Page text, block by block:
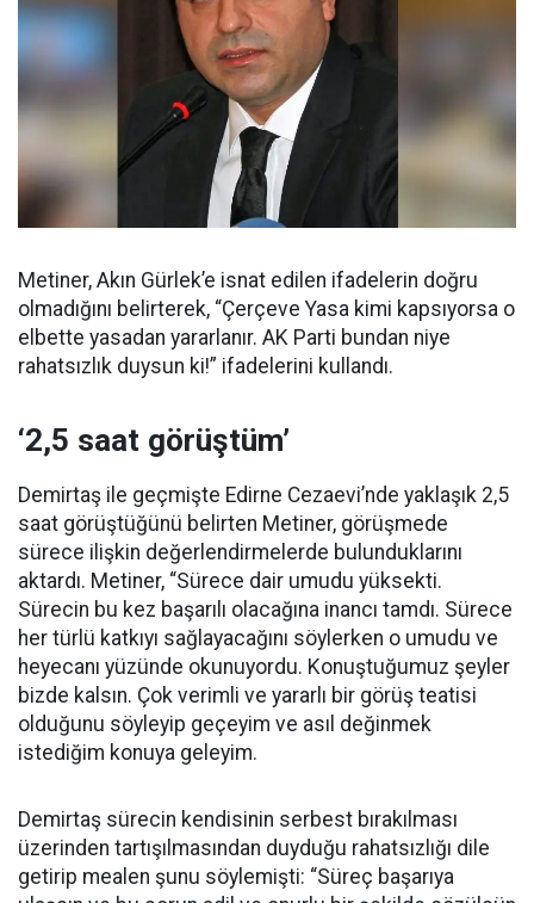
Metiner, Akın Gürlek’e isnat edilen ifadelerin doğru
olmadığını belirterek, “Çerçeve Yasa kimi kapsıyorsa o
elbette yasadan yararlanır. AK Parti bundan niye
rahatsızlık duysun ki!” ifadelerini kullandı.
‘2,5 saat görüştüm’
Demirtaş ile geçmişte Edirne Cezaevi’nde yaklaşık 2,5
saat görüştüğünü belirten Metiner, görüşmede
sürece ilişkin değerlendirmelerde bulunduklarını
aktardı. Metiner, “Sürece dair umudu yüksekti.
Sürecin bu kez başarılı olacağına inancı tamdı. Sürece
her türlü katkıyı sağlayacağını söylerken o umudu ve
heyecanı yüzünde okunuyordu. Konuştuğumuz şeyler
bizde kalsın. Çok verimli ve yararlı bir görüş teatisi
olduğunu söyleyip geçeyim ve asıl değinmek
istediğim konuya geleyim.
Demirtaş sürecin kendisinin serbest bırakılması
üzerinden tartışılmasından duyduğu rahatsızlığı dile
getirip mealen şunu söylemişti: “Süreç başarıya